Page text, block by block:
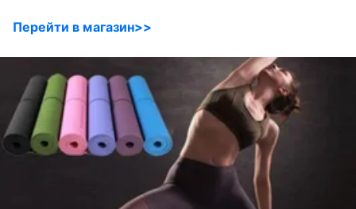
Перейти в магазин>>